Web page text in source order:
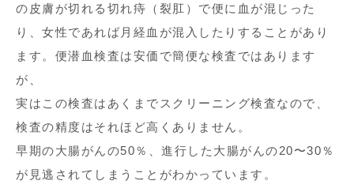
の皮膚が切れる切れ痔（裂肛）で便に血が混じった
り、女性であれば月経血が混入したりすることがあり
ます。便潜血検査は安価で簡便な検査ではあります
が、
実はこの検査はあくまでスクリーニング検査なので、
検査の精度はそれほど高くありません。
早期の大腸がんの50％、進行した大腸がんの20〜30％
が見逃されてしまうことがわかっています。